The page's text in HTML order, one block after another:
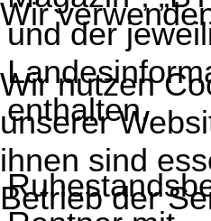
und der
enthalten.
Wir
Wir nutzen
unserer
ihnen sind
Betrieb der